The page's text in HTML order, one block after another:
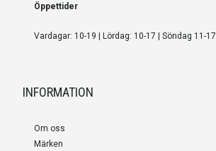
Öppettider
Vardagar: 10-19 | Lördag: 10-17 | Söndag 11-17
INFORMATION
Om oss
Märken